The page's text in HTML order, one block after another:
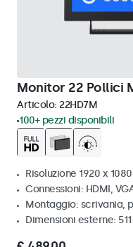
Monitor 22 Pollici
Articolo: 22HD7M
100+ pezzi disponibili
Risoluzione 1920 x
Connessioni: HDMI,
Montaggio: scrivania,
Dimensioni esterne: